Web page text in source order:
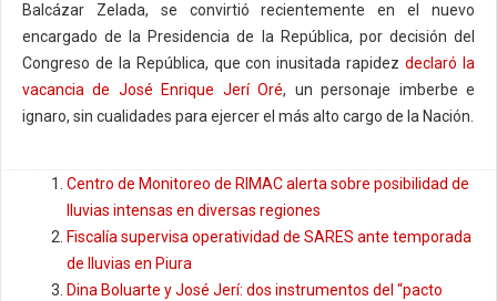
Balcázar Zelada, se convirtió recientemente en el nuevo
encargado de la Presidencia de la República, por decisión del
Congreso de la República, que con inusitada rapidez declaró la
vacancia de José Enrique Jerí Oré, un personaje imberbe e
ignaro, sin cualidades para ejercer el más alto cargo de la Nación.
Centro de Monitoreo de RIMAC alerta sobre posibilidad de
lluvias intensas en diversas regiones
Fiscalía supervisa operatividad de SARES ante temporada
de lluvias en Piura
Dina Boluarte y José Jerí: dos instrumentos del “pacto